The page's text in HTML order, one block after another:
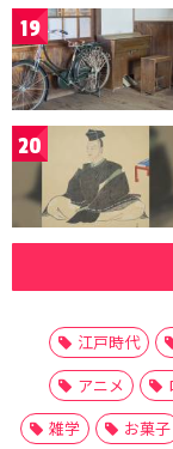
19
20
江戸時代
アニメ
雑学
お菓子